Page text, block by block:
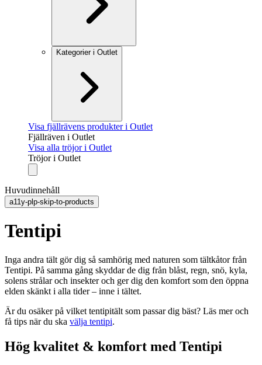
Kategorier i Outlet
Visa fjällrävens produkter i Outlet
Fjällräven i Outlet
Visa alla tröjor i Outlet
Tröjor i Outlet
Huvudinnehåll
a11y-plp-skip-to-products
Tentipi
Inga andra tält gör dig så samhörig med naturen som tältkåtor från
Tentipi. På samma gång skyddar de dig från blåst, regn, snö, kyla,
solens strålar och insekter och ger dig den komfort som den öppna
elden skänkt i alla tider – inne i tältet.
Är du osäker på vilket tentipitält som passar dig bäst? Läs mer och
få tips när du ska välja tentipi.
Hög kvalitet & komfort med Tentipi